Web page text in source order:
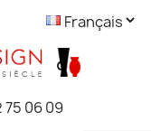
75 06 09